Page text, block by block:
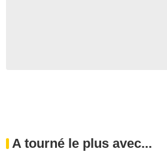
A tourné le plus avec...